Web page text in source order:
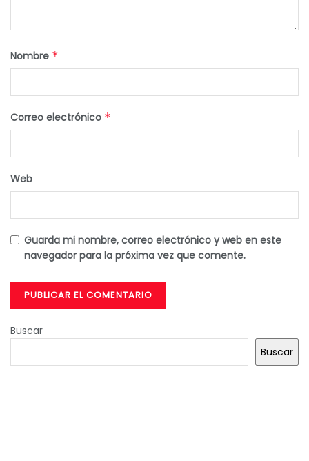
Nombre *
Correo electrónico *
Web
Guarda mi nombre, correo electrónico y web en este
navegador para la próxima vez que comente.
Buscar
Buscar